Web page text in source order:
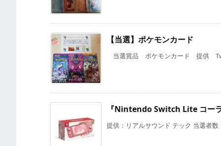
【当選】ポケモンカード
当選賞品 ポケモンカード 提供
『Nintendo Switch Lite コー
提供：リアルサウンド テック 当選者